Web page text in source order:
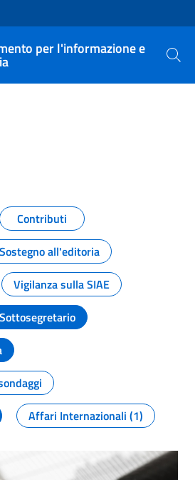
per l'informazione e
Cerca
della pagina
Contributi
Sostegno all'editoria
Vigilanza sulla SIAE
Sottosegretario
Affari Internazionali (1)